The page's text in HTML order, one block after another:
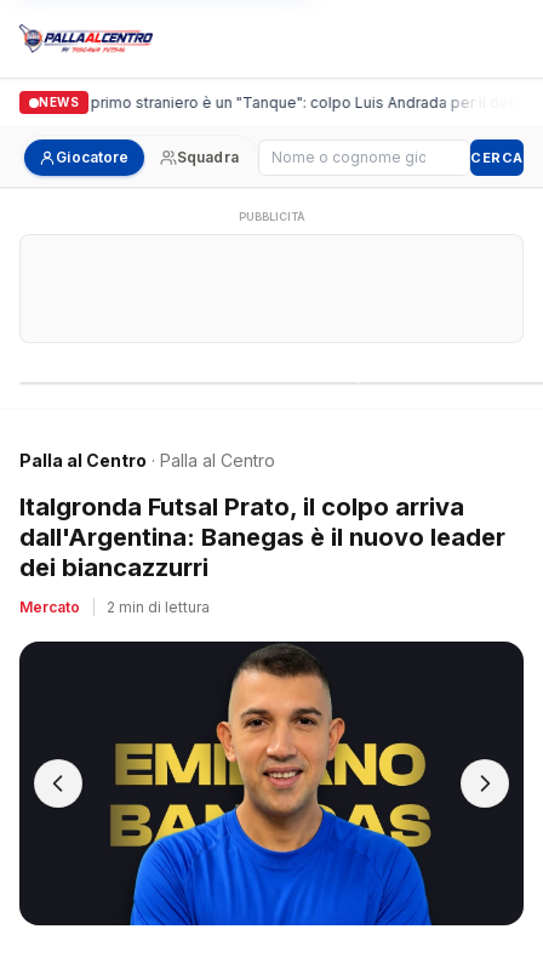
NEWS
il primo straniero è un "Tanque": colpo Luis Andrada per il debutto in
Giocatore Squadra Cerca giocatore CERCA
PUBBLICITÀ
Palla al Centro · Palla al Centro
Italgronda Futsal Prato, il colpo arriva
dall'Argentina: Banegas è il nuovo leader
dei biancazzurri
Mercato 2 min di lettura